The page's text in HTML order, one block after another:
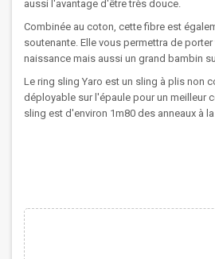
aussi l'avantage d'être très douce.
Combinée au coton, cette fibre est
soutenante. Elle vous permettra de
naissance mais aussi un grand bambin
Le ring sling Yaro est un sling à plis non
déployable sur l'épaule pour un meilleur
sling est d'environ 1m80 des anneaux à